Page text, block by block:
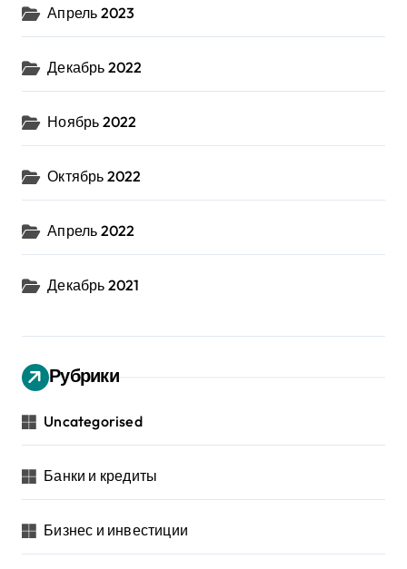
Апрель 2023
Декабрь 2022
Ноябрь 2022
Октябрь 2022
Апрель 2022
Декабрь 2021
Рубрики
Uncategorised
Банки и кредиты
Бизнес и инвестиции